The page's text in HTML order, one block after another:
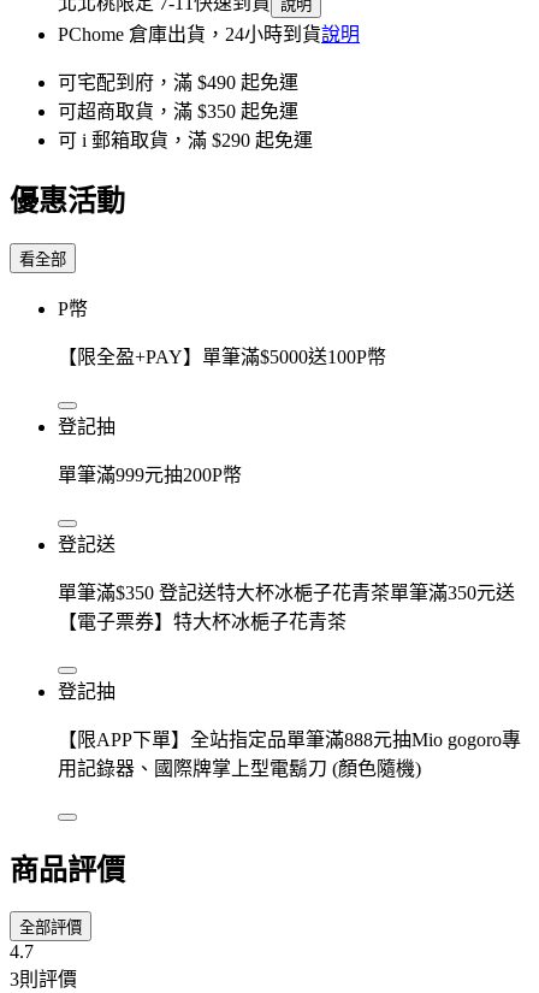
說明
PChome 倉庫出貨，24小時到貨說明
可宅配到府，滿 $490 起免運
可超商取貨，滿 $350 起免運
可 i 郵箱取貨，滿 $290 起免運
優惠活動
看全部
P幣
【限全盈+PAY】單筆滿$5000送100P幣
登記抽
單筆滿999元抽200P幣
登記送
單筆滿$350 登記送特大杯冰梔子花青茶單筆滿350元送
【電子票券】特大杯冰梔子花青茶
登記抽
【限APP下單】全站指定品單筆滿888元抽Mio gogoro專
用記錄器、國際牌掌上型電鬍刀 (顏色隨機)
商品評價
全部評價
4.7
3則評價